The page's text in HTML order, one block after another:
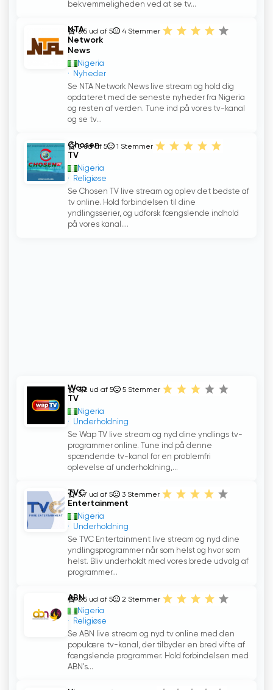
bekvemmeligheden ved at se tv...
NTA
Network
News
Nigeria
Nyheder
3.5 ud af 5 4 Stemmer
Se NTA Network News live stream og hold dig
opdateret med de seneste nyheder fra Nigeria
og resten af verden. Tune ind på vores tv-kanal
og se tv...
Chosen
TV
Nigeria
Religiøse
5 ud af 5 1 Stemmer
Se Chosen TV live stream og oplev det bedste af
tv online. Hold forbindelsen til dine
yndlingsserier, og udforsk fængslende indhold
på vores kanal....
Wap
TV
Nigeria
Underholdning
3.2 ud af 5 5 Stemmer
Se Wap TV live stream og nyd dine yndlings tv-
programmer online. Tune ind på denne
spændende tv-kanal for en problemfri
oplevelse af underholdning,...
TVC
Entertainment
Nigeria
Underholdning
3.7 ud af 5 3 Stemmer
Se TVC Entertainment live stream og nyd dine
yndlingsprogrammer når som helst og hvor som
helst. Bliv underholdt med vores brede udvalg af
programmer...
ABN
Nigeria
Religiøse
3.5 ud af 5 2 Stemmer
Se ABN live stream og nyd tv online med den
populære tv-kanal, der tilbyder en bred vifte af
fængslende programmer. Hold forbindelsen med
ABN's...